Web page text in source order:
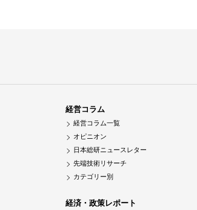
経営コラム
経営コラム一覧
オピニオン
日本総研ニュースレター
先端技術リサーチ
カテゴリー別
経済・政策レポート